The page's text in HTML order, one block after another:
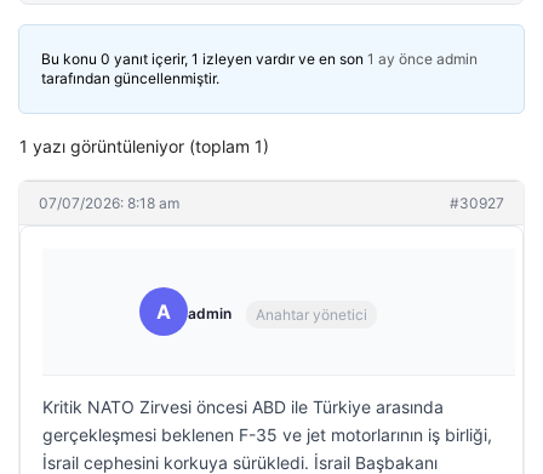
Bu konu 0 yanıt içerir, 1 izleyen vardır ve en son 1 ay önce admin
tarafından güncellenmiştir.
1 yazı görüntüleniyor (toplam 1)
07/07/2026: 8:18 am #30927
A admin Anahtar yönetici
Kritik NATO Zirvesi öncesi ABD ile Türkiye arasında
gerçekleşmesi beklenen F-35 ve jet motorlarının iş birliği,
İsrail cephesini korkuya sürükledi. İsrail Başbakanı